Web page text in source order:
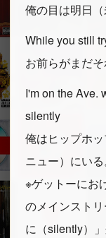
俺の目は明日
While you still
お前らがまだ
I'm on the Ave.
silently
俺はヒップホ
ニュー）にい
※ゲットーにお
のメインスト
に（silently）